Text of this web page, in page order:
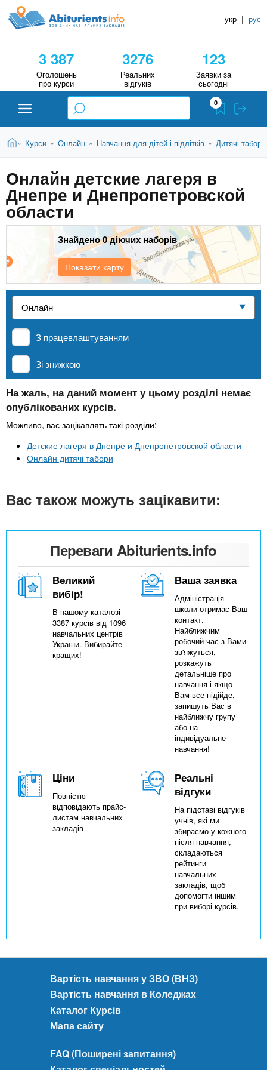
д
A
i
t
u
r
i
e
n
t
s
.
i
n
o
о
н
к
Н
в
ч
а
л
н
х
а
д
і
в
3 387
Оголошень
про курси
3276
Реальних
відгуків
123
Заявки за
сьогодні
укр | рус
Абітурієнту
ЗВО (ВНЗ)
Курси
Приватні школи
MBA
За кордоном
0
В
т
у
т
Головна
» Курси » Онлайн » Навчання для дітей і підлітків » Дитячі табори
Онлайн детские лагеря в
Днепре и Днепропетровской
области
Показати карту
Знайдено 0 діючих наборів
З працевлаштуванням
Зі знижкою
На жаль, на даний момент у цьому розділі немає
опублікованих курсів.
Можливо, вас зацікавлять такі розділи:
Детские лагеря в Днепре и Днепропетровской области
Онлайн дитячі табори
Вас також можуть зацікавити:
Переваги Abiturients.info
Великий
вибір!
В нашому каталозі
3387 курсів від 1096
навчальних центрів
України. Вибирайте
кращих!
Ваша заявка
Адміністрація
школи отримає Ваш
контакт.
Найближчим
робочий час з Вами
зв'яжуться,
розкажуть
детальніше про
навчання і якщо
Вам все підійде,
запишуть Вас в
найближчу групу
або на
індивідуальне
навчання!
Ціни
Повністю
відповідають прайс-
листам навчальних
закладів
Реальні
відгуки
На підставі відгуків
учнів, які ми
збираємо у кожного
після навчання,
складаються
рейтинги
навчальних
закладів, щоб
допомогти іншим
при виборі курсів.
Вартість навчання у ЗВО (ВНЗ)
Вартість навчання в Коледжах
Каталог Курсів
Мапа сайту
FAQ (Поширені запитання)